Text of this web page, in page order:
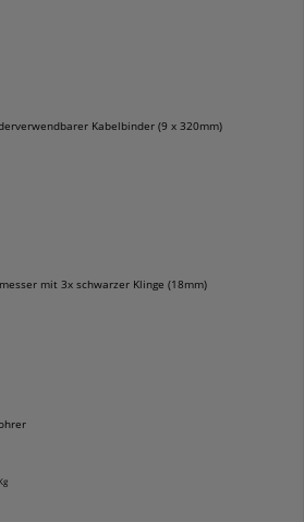
Kabelbinder (9 x 320mm)
mit 3x schwarzer Klinge (18mm)